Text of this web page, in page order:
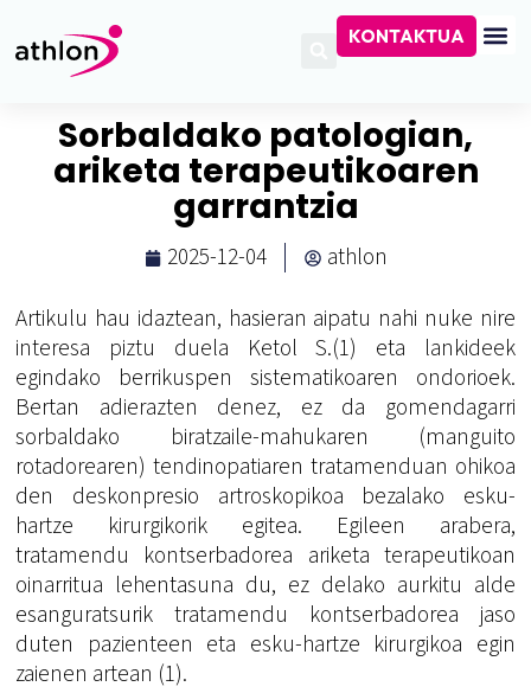
KONTAKTUA
Sorbaldako patologian,
ariketa terapeutikoaren
garrantzia
2025-12-04
athlon
Artikulu hau idaztean, hasieran aipatu nahi nuke nire
interesa piztu duela Ketol S.(1) eta lankideek
egindako berrikuspen sistematikoaren ondorioek.
Bertan adierazten denez, ez da gomendagarri
sorbaldako biratzaile-mahukaren (manguito
rotadorearen) tendinopatiaren tratamenduan ohikoa
den deskonpresio artroskopikoa bezalako esku-
hartze kirurgikorik egitea. Egileen arabera,
tratamendu kontserbadorea ariketa terapeutikoan
oinarritua lehentasuna du, ez delako aurkitu alde
esanguratsurik tratamendu kontserbadorea jaso
duten pazienteen eta esku-hartze kirurgikoa egin
zaienen artean (1).